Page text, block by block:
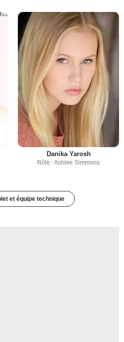
Danika Yarosh
Rôle : Ashlee Simmons
et équipe technique